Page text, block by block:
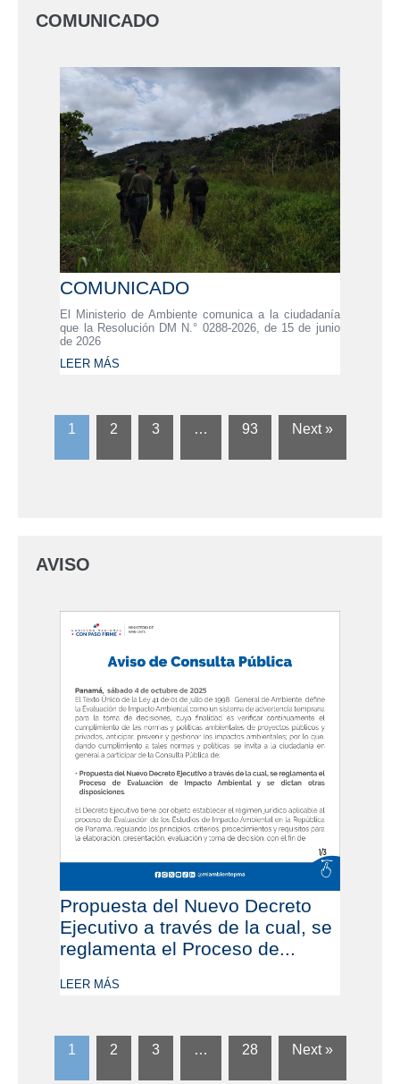
COMUNICADO
COMUNICADO
El Ministerio de Ambiente comunica a la ciudadanía
que la Resolución DM N.° 0288-2026, de 15 de junio
de 2026
LEER MÁS
1 2 3 … 93 Next »
AVISO
Propuesta del Nuevo Decreto
Ejecutivo a través de la cual, se
reglamenta el Proceso de...
LEER MÁS
1 2 3 … 28 Next »